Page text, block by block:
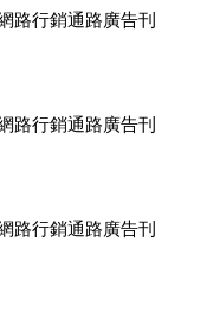
路行銷通路廣告刊
面優惠中....
路行銷通路廣告刊
面優惠中....
路行銷通路廣告刊
面優惠中....